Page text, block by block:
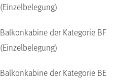
(Einzelbelegung)
Balkonkabine der Kategorie BF
(Einzelbelegung)
Balkonkabine der Kategorie BE